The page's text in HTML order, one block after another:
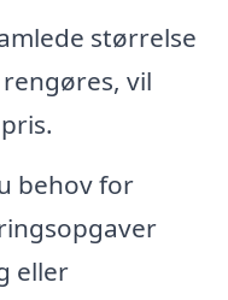
størrelse
vil
behov for
eller